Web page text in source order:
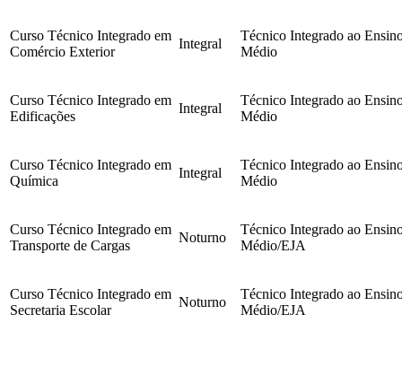
Curso Técnico Integrado em
Comércio Exterior
Integral
Técnico Integrado ao
Médio
Curso Técnico Integrado em
Edificações
Integral
Técnico Integrado ao
Médio
Curso Técnico Integrado em
Química
Integral
Técnico Integrado ao
Médio
Curso Técnico Integrado em
Transporte de Cargas
Noturno
Técnico Integrado ao
Médio/EJA
Curso Técnico Integrado em
Secretaria Escolar
Noturno
Técnico Integrado ao
Médio/EJA